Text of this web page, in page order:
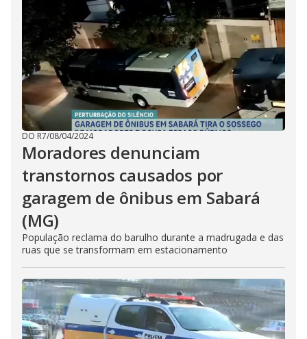
DO R7/08/04/2024
Moradores denunciam
transtornos causados por
garagem de ônibus em Sabará
(MG)
População reclama do barulho durante a madrugada e das
ruas que se transformam em estacionamento